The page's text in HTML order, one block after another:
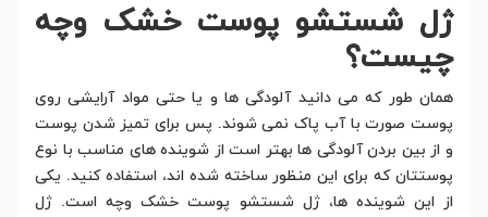
ژل شستشو پوست خشک وچه
چیست؟
همان طور که می دانید آلودگی ها و یا حتی مواد آرایشی روی
پوست صورت با آب پاک نمی شوند. پس برای تمیز شدن پوست
و از بین بردن آلودگی ها بهتر است از شوینده های مناسب با نوع
پوستتان که برای این منظور ساخته شده اند، استفاده کنید. یکی
از این شوینده ها، ژل شستشو پوست خشک وچه است. ژل